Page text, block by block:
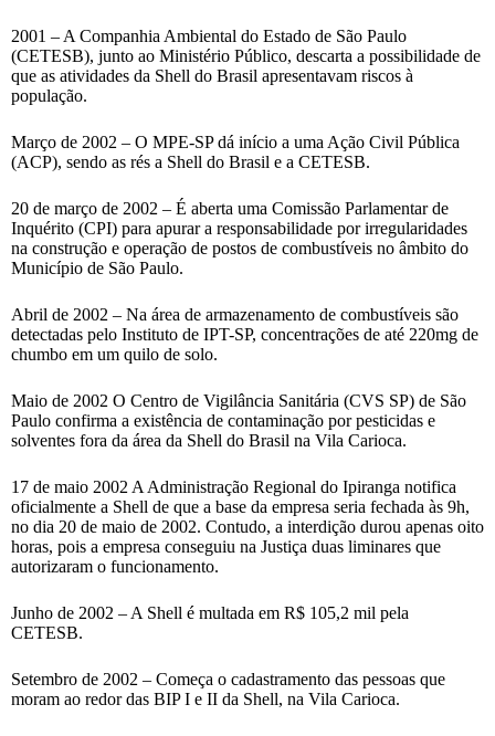
2001 – A Companhia Ambiental do Estado de São Paulo
(CETESB), junto ao Ministério Público, descarta a possibilidade de
que as atividades da Shell do Brasil apresentavam riscos à
população.
Março de 2002 – O MPE-SP dá início a uma Ação Civil Pública
(ACP), sendo as rés a Shell do Brasil e a CETESB.
20 de março de 2002 – É aberta uma Comissão Parlamentar de
Inquérito (CPI) para apurar a responsabilidade por irregularidades
na construção e operação de postos de combustíveis no âmbito do
Município de São Paulo.
Abril de 2002 – Na área de armazenamento de combustíveis são
detectadas pelo Instituto de IPT-SP, concentrações de até 220mg de
chumbo em um quilo de solo.
Maio de 2002 O Centro de Vigilância Sanitária (CVS SP) de São
Paulo confirma a existência de contaminação por pesticidas e
solventes fora da área da Shell do Brasil na Vila Carioca.
17 de maio 2002 A Administração Regional do Ipiranga notifica
oficialmente a Shell de que a base da empresa seria fechada às 9h,
no dia 20 de maio de 2002. Contudo, a interdição durou apenas oito
horas, pois a empresa conseguiu na Justiça duas liminares que
autorizaram o funcionamento.
Junho de 2002 – A Shell é multada em R$ 105,2 mil pela
CETESB.
Setembro de 2002 – Começa o cadastramento das pessoas que
moram ao redor das BIP I e II da Shell, na Vila Carioca.